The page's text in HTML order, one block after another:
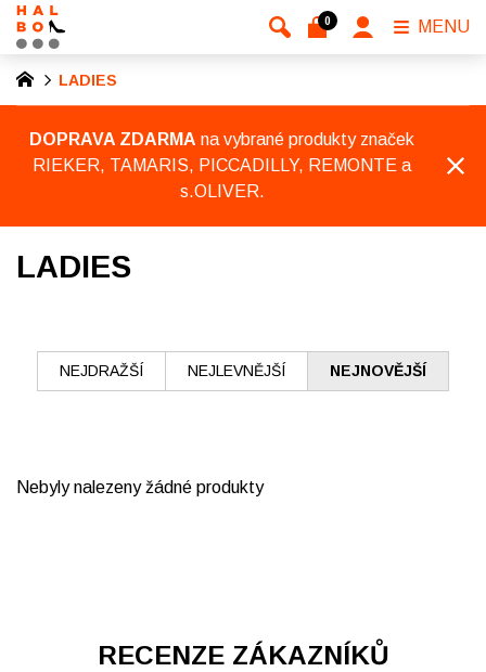
LADIES
DOPRAVA ZDARMA na vybrané produkty značek
RIEKER, TAMARIS, PICCADILLY, REMONTE a
s.OLIVER.
LADIES
NEJDRAŽŠÍ NEJLEVNĚJŠÍ NEJNOVĚJŠÍ
Nebyly nalezeny žádné produkty
RECENZE ZÁKAZNÍKŮ
0 MENU